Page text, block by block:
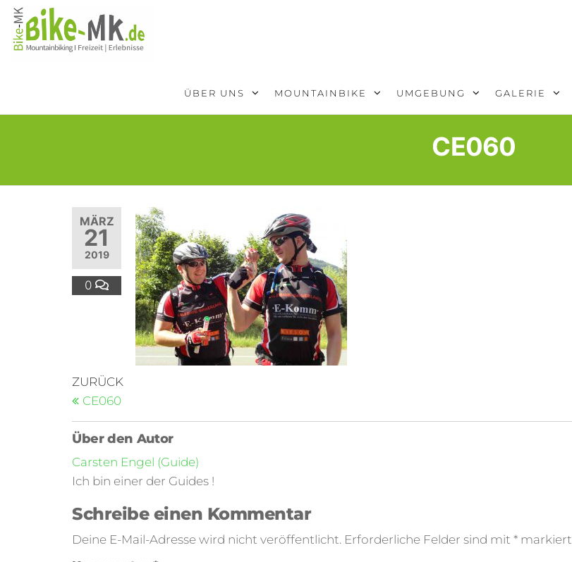
ÜBER UNS MOUNTAINBIKE UMGEBUNG GALERIE
CE060
MÄRZ
21
2019
0
ZURÜCK
CE060
Über den Autor
Carsten Engel (Guide)
Ich bin einer der Guides !
Schreibe einen Kommentar
Deine E-Mail-Adresse wird nicht veröffentlicht. Erforderliche Felder sind mit * markiert